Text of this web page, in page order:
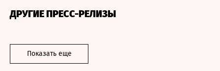
ДРУГИЕ ПРЕСС-РЕЛИЗЫ
Показать еще